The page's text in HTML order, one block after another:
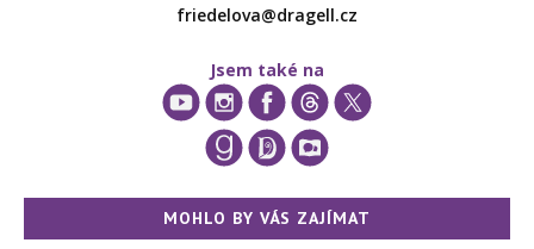
friedelova@dragell.cz
Jsem také na
MOHLO BY VÁS ZAJÍMAT